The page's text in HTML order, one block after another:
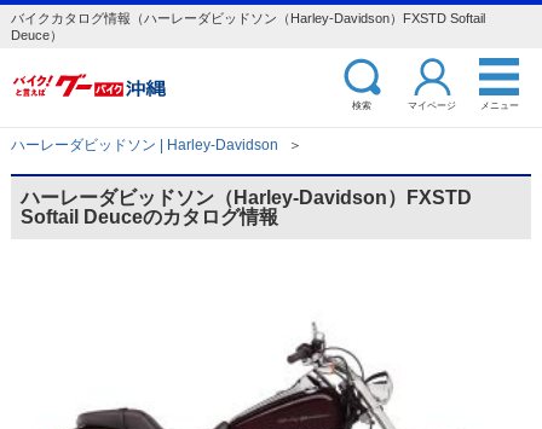
バイクカタログ情報（ハーレーダビッドソン（Harley-Davidson）FXSTD Softail
Deuce）
検索 マイページ メニュー
ハーレーダビッドソン | Harley-Davidson ＞
ハーレーダビッドソン（Harley-Davidson）FXSTD
Softail Deuceのカタログ情報